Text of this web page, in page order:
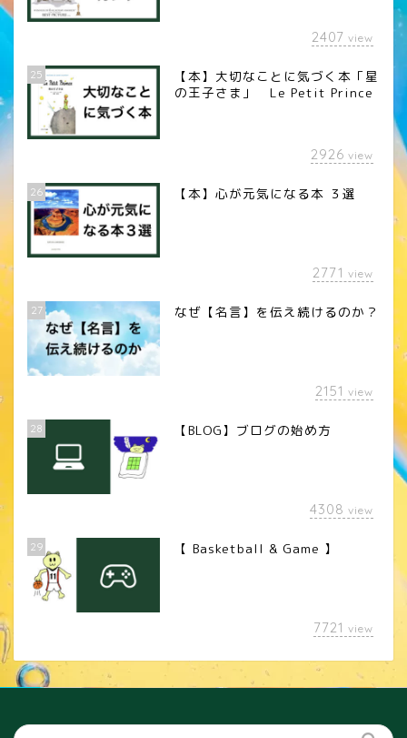
2407 view
25
【本】大切なことに気づく本「星
の王子さま」 Le Petit Prince
2926 view
26 【本】心が元気になる本 ３選
2771 view
27 なぜ【名言】を伝え続けるのか？
2151 view
28 【BLOG】ブログの始め方
4308 view
29 【 Basketball & Game 】
7721 view
カメラレンズ
YouTube